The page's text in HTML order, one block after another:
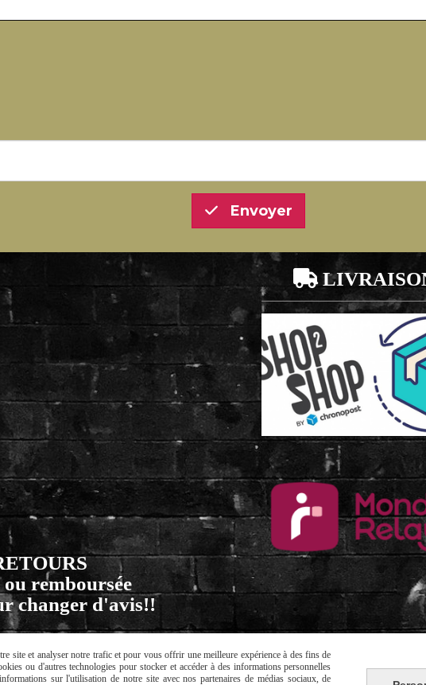
Envoyer
remboursée
changer d'avis!!

site et analyser notre trafic et pour vous offrir une meilleure expérience à des fins de
ou d'autres technologies pour stocker et accéder à des informations personnelles
sur l'utilisation de notre site avec nos partenaires de médias sociaux, de